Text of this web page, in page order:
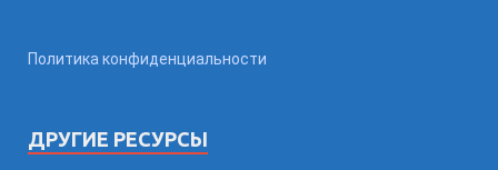
Политика конфиденциальности
ДРУГИЕ РЕСУРСЫ